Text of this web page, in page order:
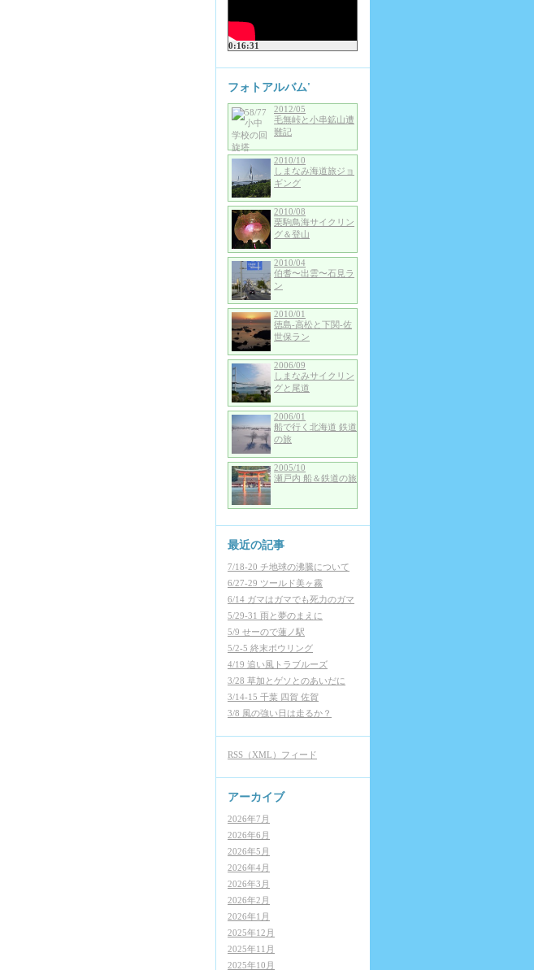
0:16:31
フォトアルバム'
2012/05
毛無峠と小串鉱山遭
難記
2010/10
しまなみ海道旅ジョ
ギング
2010/08
栗駒鳥海サイクリン
グ＆登山
2010/04
伯耆〜出雲〜石見ラ
ン
2010/01
徳島-高松と下関-佐
世保ラン
2006/09
しまなみサイクリン
グと尾道
2006/01
船で行く北海道 鉄道
の旅
2005/10
瀬戸内 船＆鉄道の旅
最近の記事
7/18-20 チ地球の沸騰について
6/27-29 ツールド美ヶ霧
6/14 ガマはガマでも死力のガマ
5/29-31 雨と夢のまえに
5/9 せーので蓮ノ駅
5/2-5 終末ボウリング
4/19 追い風トラブルーズ
3/28 草加とゲソとのあいだに
3/14-15 千葉 四賀 佐賀
3/8 風の強い日は走るか？
RSS（XML）フィード
アーカイブ
2026年7月
2026年6月
2026年5月
2026年4月
2026年3月
2026年2月
2026年1月
2025年12月
2025年11月
2025年10月